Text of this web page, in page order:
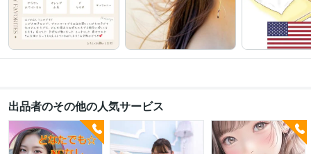
得意分野
悩み相談・カウンセリング NGなしで心のモヤモヤ解消します♡
おはよう
の言葉で優しく起こします♡
ネガティブ全開！？全力で受け止めます 女
友達/彼女になってチャットします 即レス♡あなたの♡♡♡になります 趣
味/こだわり/フェチお話し聴きます
出品者のその他の人気サービス